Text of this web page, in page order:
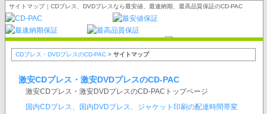
サイトマップ｜CDプレス、DVDプレスなら最安値、最速納期、最高品質保証のCD-PAC
CDプレス・DVDプレスのCD-PAC> サイトマップ
激安CDプレス・激安DVDプレスのCD-PAC
激安CDプレス・激安DVDプレスのCD-PACトップページ
国内CDプレス、国内DVDプレス、ジャケット印刷の配達時間帯変